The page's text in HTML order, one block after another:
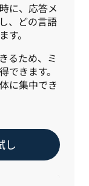
に、応答メ
、どの言語
。
るため、ミ
できます。
に集中でき
し